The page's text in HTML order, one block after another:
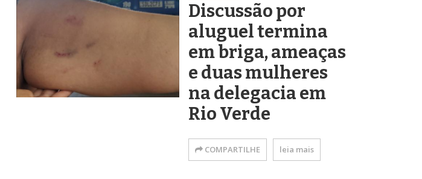
Discussão por
aluguel termina
em briga, ameaças
e duas mulheres
na delegacia em
Rio Verde
COMPARTILHE leia mais